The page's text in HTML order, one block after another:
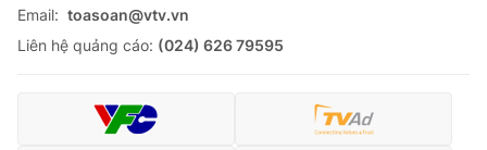
Email: toasoan@vtv.vn
Liên hệ quảng cáo: (024) 626 79595